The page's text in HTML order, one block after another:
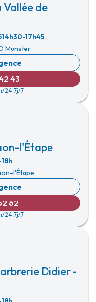
Vallée de
14h30-17h45
Munster
43
24 7j/7
l'Étape
l'Étape
62
24 7j/7
Didier -